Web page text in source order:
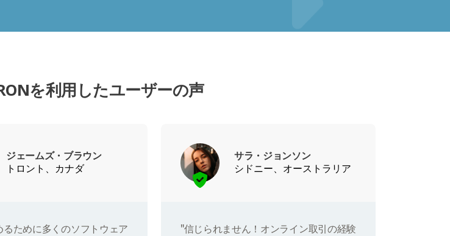
を利用したユーザーの声
ジェームズ・ブラウン
トロント、カナダ
るために多くのソフトウェア
サラ・ジョンソン
シドニー、オーストラリア
"信じられません！オンライン取引の経験